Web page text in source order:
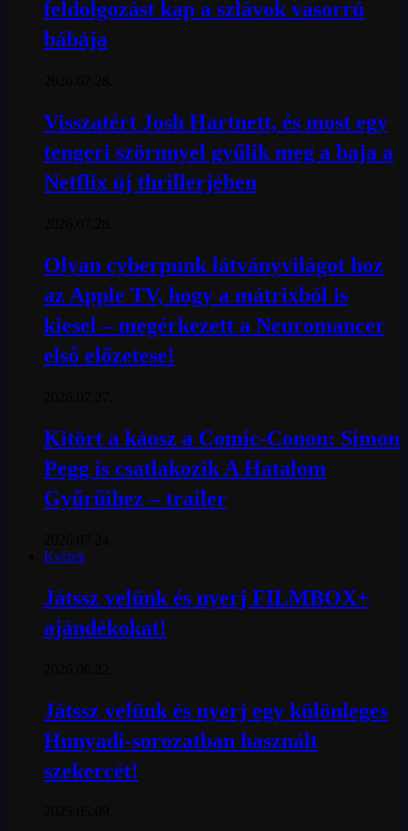
feldolgozást kap a szlávok vasorrú
bábája
Visszatért Josh Hartnett, és most egy
tengeri szörnnyel gyűlik meg a baja a
Netflix új thrillerjében
Olyan cyberpunk látványvilágot hoz
az Apple TV, hogy a mátrixból is
kiesel – megérkezett a Neuromancer
első előzetese!
Kitört a káosz a Comic-Conon: Simon
Pegg is csatlakozik A Hatalom
Gyűrűihez – trailer
Kvízek
Játssz velünk és nyerj FILMBOX+
ajándékokat!
Játssz velünk és nyerj egy különleges
Hunyadi-sorozatban használt
szekercét!